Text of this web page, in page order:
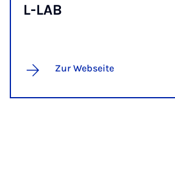
L-LAB
Zur Webseite